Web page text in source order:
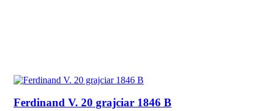
Ferdinand V. 20 grajciar 1846 B